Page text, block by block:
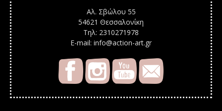
Αλ. Σβώλου 55
54621 Θεσσαλονίκη
Τηλ: 2310271978
E-mail: info@action-art.gr